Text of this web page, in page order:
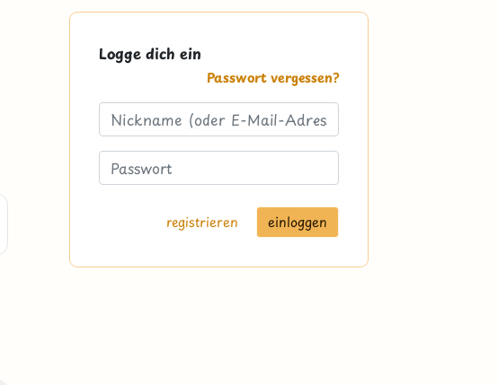
Logge dich ein
Passwort vergessen?
registrieren